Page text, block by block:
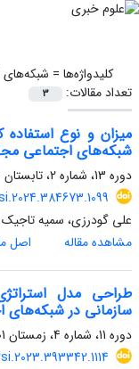
کلیدواژه‌ها = شبکه‌های
تعداد مقالات:
3
میزان و نوع استفاده
شبکه‌های اجتماعی
دوره 13، شماره 2، تابستان 1403
علی گودرزی، سمیه تاجیک
مشاهده مقاله
اصل
طراحی مدل
سازمانی در شبکه‌های
دوره 11، شماره 4، زمستان 1401، صفحه